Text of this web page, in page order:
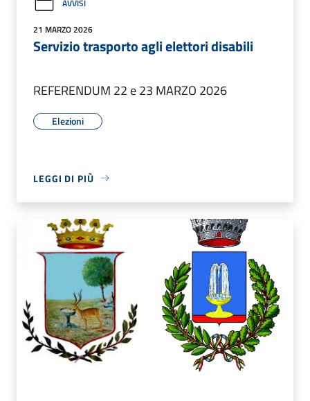
AVVISI
21 MARZO 2026
Servizio trasporto agli elettori disabili
REFERENDUM 22 e 23 MARZO 2026
Elezioni
LEGGI DI PIÙ